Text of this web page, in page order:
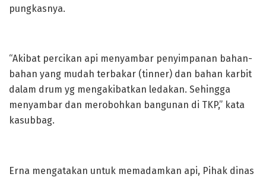
pungkasnya.
“Akibat percikan api menyambar penyimpanan bahan-
bahan yang mudah terbakar (tinner) dan bahan karbit
dalam drum yg mengakibatkan ledakan. Sehingga
menyambar dan merobohkan bangunan di TKP,” kata
kasubbag.
Erna mengatakan untuk memadamkan api, Pihak dinas